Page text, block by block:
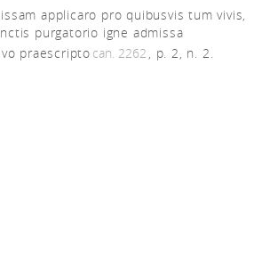
applicaro pro quibusvis tum vivis,
purgatorio igne admissa
praescripto can. 2262 , p. 2, n. 2.